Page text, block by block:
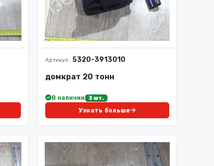
Артикул : 5320-3913010
домкрат 20 тонн
В наличии 3 шт.
Узнать больше